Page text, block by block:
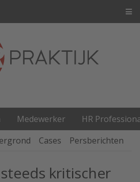
Medewerker
HR
Cases Persberichten
kritischer